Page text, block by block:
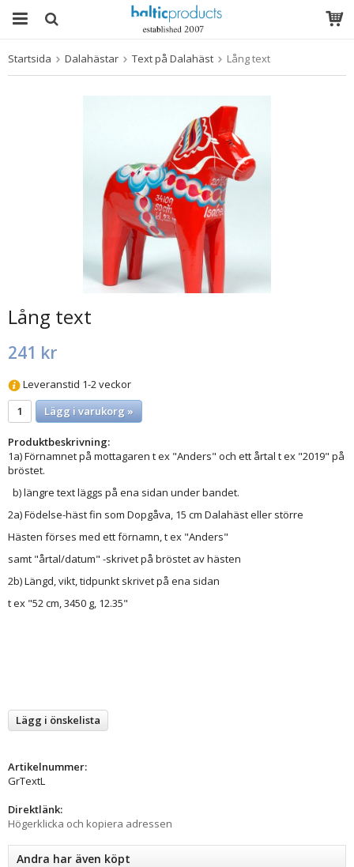
Startsida Dalahästar Text på Dalahäst Lång text
Lång text
241 kr
Leveranstid 1-2 veckor
Lägg i varukorg »
Produktbeskrivning:
1a) Förnamnet på mottagaren t ex "Anders" och ett årtal t ex "2019" på
bröstet.
b) längre text läggs på ena sidan under bandet.
2a) Födelse-häst fin som Dopgåva, 15 cm Dalahäst eller större
Hästen förses med ett förnamn, t ex "Anders"
samt "årtal/datum" -skrivet på bröstet av hästen
2b) Längd, vikt, tidpunkt skrivet på ena sidan
t ex "52 cm, 3450 g, 12.35"
Lägg i önskelista
Artikelnummer:
GrTextL
Direktlänk:
Högerklicka och kopiera adressen
Andra har även köpt